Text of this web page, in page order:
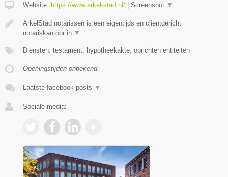
Website: https://www.arkel-stad.nl/ | Screenshot ▼
ArkelStad notarissen is een eigentijds en clientgericht
notariskantoor in ▼
Diensten: testament, hypotheekakte, oprichten entiteiten
Openingstijden onbekend
Laatste facebook posts ▼
Sociale media: